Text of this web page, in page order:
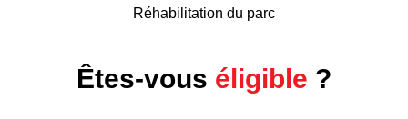
Réhabilitation du parc
Êtes-vous éligible ?